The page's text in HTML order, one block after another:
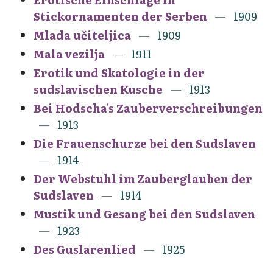
Stickornamenten der Serben
1909
Mlada učiteljica
1909
Mala vezilja
1911
Erotik und Skatologie in der
sudslavischen Kusche
1913
Bei Hodscha's Zauberverschreibungen
1913
Die Frauenschurze bei den Sudslaven
1914
Der Webstuhl im Zauberglauben der
Sudslaven
1914
Mustik und Gesang bei den Sudslaven
1923
Des Guslarenlied
1925